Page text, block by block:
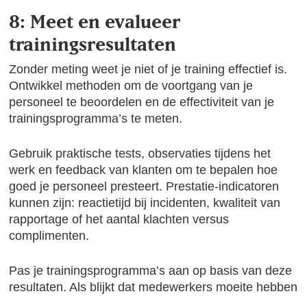
8: Meet en evalueer
trainingsresultaten
Zonder meting weet je niet of je training effectief is.
Ontwikkel methoden om de voortgang van je
personeel te beoordelen en de effectiviteit van je
trainingsprogramma’s te meten.
Gebruik praktische tests, observaties tijdens het
werk en feedback van klanten om te bepalen hoe
goed je personeel presteert. Prestatie-indicatoren
kunnen zijn: reactietijd bij incidenten, kwaliteit van
rapportage of het aantal klachten versus
complimenten.
Pas je trainingsprogramma’s aan op basis van deze
resultaten. Als blijkt dat medewerkers moeite hebben